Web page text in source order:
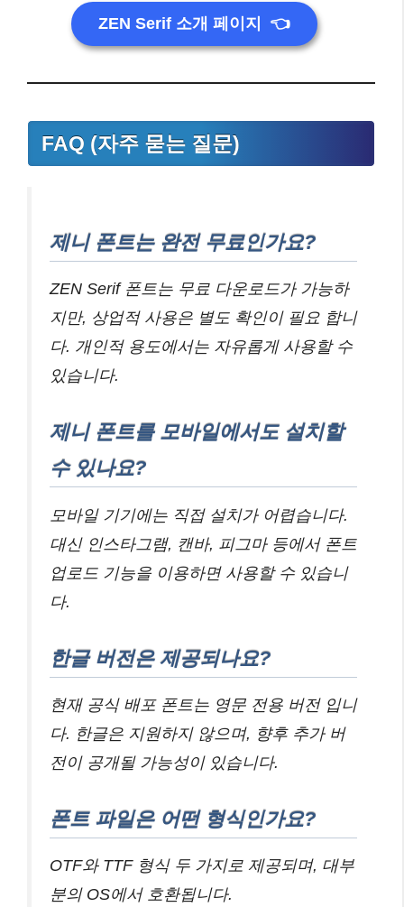
ZEN Serif 소개 페이지👈
FAQ (자주 묻는 질문)
제니 폰트는 완전 무료인가요?
ZEN Serif 폰트는 무료 다운로드가 가능하
지만, 상업적 사용은 별도 확인이 필요 합니
다. 개인적 용도에서는 자유롭게 사용할 수
있습니다.
제니 폰트를 모바일에서도 설치할
수 있나요?
모바일 기기에는 직접 설치가 어렵습니다.
대신 인스타그램, 캔바, 피그마 등에서 폰트
업로드 기능을 이용하면 사용할 수 있습니
다.
한글 버전은 제공되나요?
현재 공식 배포 폰트는 영문 전용 버전 입니
다. 한글은 지원하지 않으며, 향후 추가 버
전이 공개될 가능성이 있습니다.
폰트 파일은 어떤 형식인가요?
OTF와 TTF 형식 두 가지로 제공되며, 대부
분의 OS에서 호환됩니다.